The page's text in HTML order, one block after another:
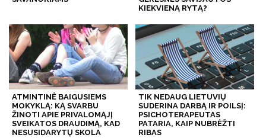
KIEKVIENĄ RYTĄ?
ATMINTINĖ BAIGUSIEMS
MOKYKLĄ: KĄ SVARBU
ŽINOTI APIE PRIVALOMĄJĮ
SVEIKATOS DRAUDIMĄ, KAD
NESUSIDARYTŲ SKOLA
TIK NEDAUG LIETUVIŲ
SUDERINA DARBĄ IR POILSĮ:
PSICHOTERAPEUTAS
PATARIA, KAIP NUBRĖŽTI
RIBAS